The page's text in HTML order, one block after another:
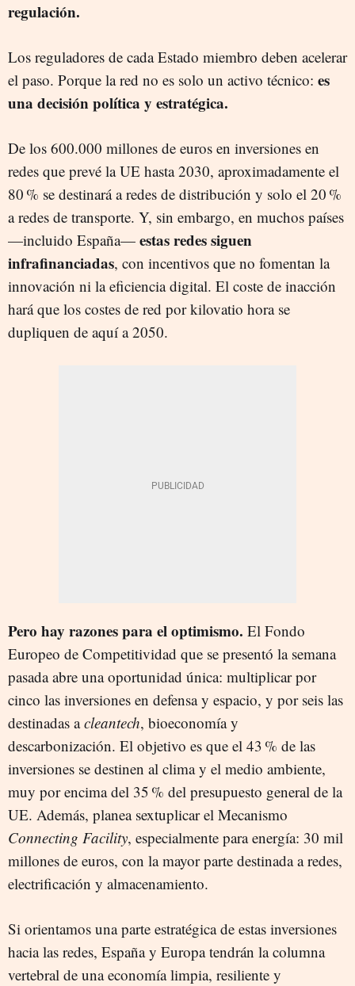
regulación.
Los reguladores de cada Estado miembro deben acelerar
el paso. Porque la red no es solo un activo técnico: es
una decisión política y estratégica.
De los 600.000 millones de euros en inversiones en
redes que prevé la UE hasta 2030, aproximadamente el
80 % se destinará a redes de distribución y solo el 20 %
a redes de transporte. Y, sin embargo, en muchos países
—incluido España— estas redes siguen
infrafinanciadas, con incentivos que no fomentan la
innovación ni la eficiencia digital. El coste de inacción
hará que los costes de red por kilovatio hora se
dupliquen de aquí a 2050.
Pero hay razones para el optimismo. El Fondo
Europeo de Competitividad que se presentó la semana
pasada abre una oportunidad única: multiplicar por
cinco las inversiones en defensa y espacio, y por seis las
destinadas acleantech, bioeconomía y
descarbonización. El objetivo es que el 43 % de las
inversiones se destinen al clima y el medio ambiente,
muy por encima del 35 % del presupuesto general de la
UE. Además, planea sextuplicar el Mecanismo
Connecting Facility, especialmente para energía: 30 mil
millones de euros, con la mayor parte destinada a redes,
electrificación y almacenamiento.
Si orientamos una parte estratégica de estas inversiones
hacia las redes, España y Europa tendrán la columna
vertebral de una economía limpia, resiliente y